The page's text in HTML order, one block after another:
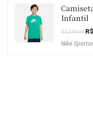
Infantil
R$249.99 O
R$
Nike